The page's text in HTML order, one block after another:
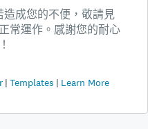
成您的不便，敬請見
常運作。感謝您的耐心
Templates Learn More